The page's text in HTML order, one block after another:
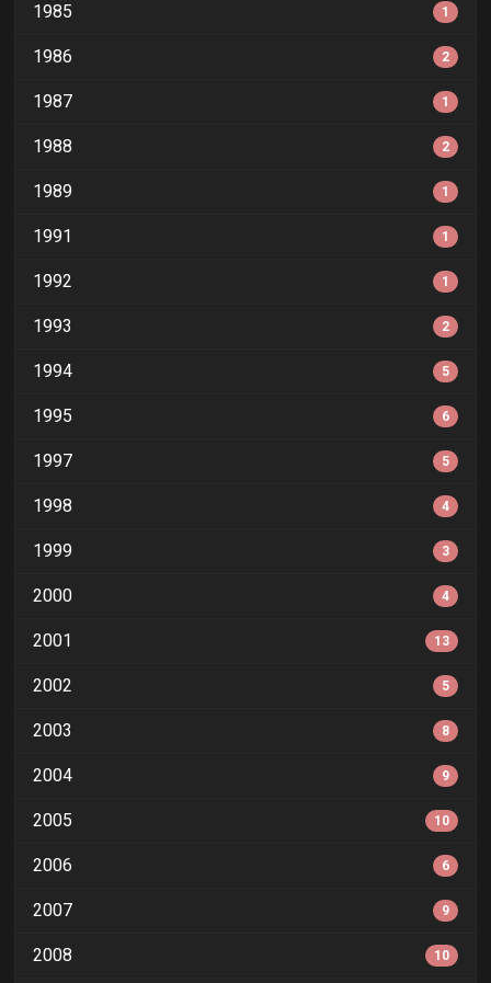
1985 1
1986 2
1987 1
1988 2
1989 1
1991 1
1992 1
1993 2
1994 5
1995 6
1997 5
1998 4
1999 3
2000 4
2001 13
2002 5
2003 8
2004 9
2005 10
2006 6
2007 9
2008 10